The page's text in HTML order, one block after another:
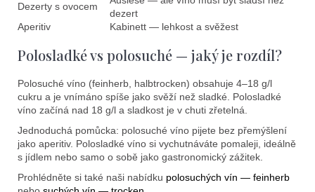
Dezerty s ovocem
dezert
Aperitiv
Kabinett — lehkost a svěžest
Polosladké vs polosuché — jaký je rozdíl?
Polosuché víno (feinherb, halbtrocken) obsahuje 4–18 g/l
cukru a je vnímáno spíše jako svěží než sladké. Polosladké
víno začíná nad 18 g/l a sladkost je v chuti zřetelná.
Jednoduchá pomůcka: polosuché víno pijete bez přemýšlení
jako aperitiv. Polosladké víno si vychutnáváte pomaleji, ideálně
s jídlem nebo samo o sobě jako gastronomický zážitek.
Prohlédněte si také naši nabídku polosuchých vín — feinherb